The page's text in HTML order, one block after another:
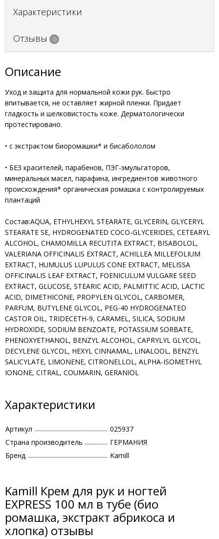
Характеристики
Отзывы 0
Описание
Уход и защита для нормальной кожи рук. Быстро
впитывается, не оставляет жирной пленки. Придает
гладкость и шелковистость коже. Дерматологически
протестировано.
• с экстрактом биоромашки* и бисабололом
• БЕЗ красителей, парабенов, ПЭГ-эмульгаторов,
минеральных масел, парафина, ингредиентов животного
происхождения* органическая ромашка с контролируемых
плантаций
Состав:AQUA, ETHYLHEXYL STEARATE, GLYCERIN, GLYCERYL
STEARATE SE, HYDROGENATED COCO-GLYCERIDES, CETEARYL
ALCOHOL, CHAMOMILLA RECUTITA EXTRACT, BISABOLOL,
VALERIANA OFFICINALIS EXTRACT, ACHILLEA MILLEFOLIUM
EXTRACT, HUMULUS LUPULUS CONE EXTRACT, MELISSA
OFFICINALIS LEAF EXTRACT, FOENICULUM VULGARE SEED
EXTRACT, GLUCOSE, STEARIC ACID, PALMITTIC ACID, LACTIC
ACID, DIMETHICONE, PROPYLEN GLYCOL, CARBOMER,
PARFUM, BUTYLENE GLYCOL, PEG-40 HYDROGENATED
CASTOR OIL, TRIDECETH-9, CARAMEL, SILICA, SODIUM
HYDROXIDE, SODIUM BENZOATE, POTASSIUM SORBATE,
PHENOXYETHANOL, BENZYL ALCOHOL, CAPRYLYL GLYCOL,
DECYLENE GLYCOL, HEXYL CINNAMAL, LINALOOL, BENZYL
SALICYLATE, LIMONENE, CITRONELLOL, ALPHA-ISOMETHYL
IONONE, CITRAL, COUMARIN, GERANIOL
Характеристики
Артикул
025937
Страна производитель
ГЕРМАНИЯ
Бренд
Kamill
Kamill Крем для рук и ногтей
EXPRESS 100 мл в тубе (био
ромашка, экстракт абрикоса и
хлопка) отзывы